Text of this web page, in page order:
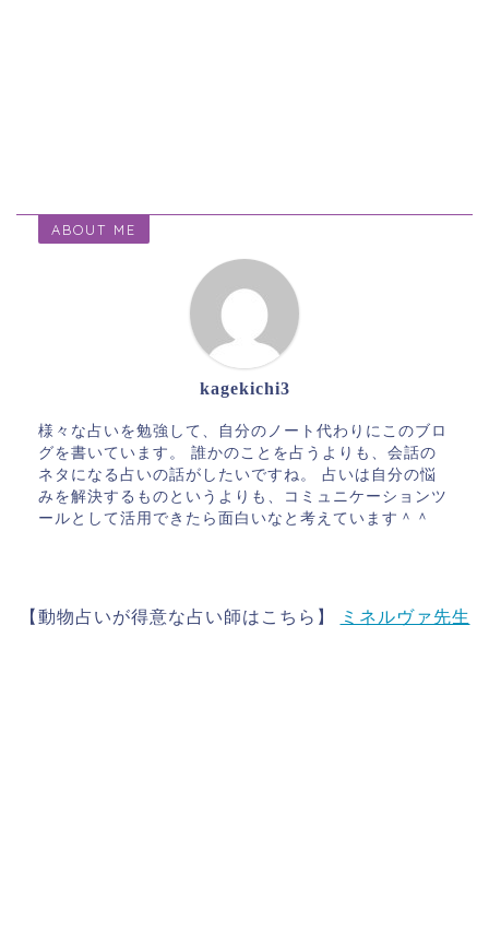
ABOUT ME
kagekichi3
様々な占いを勉強して、自分のノート代わりにこのブロ
グを書いています。 誰かのことを占うよりも、会話の
ネタになる占いの話がしたいですね。 占いは自分の悩
みを解決するものというよりも、コミュニケーションツ
ールとして活用できたら面白いなと考えています＾＾
【動物占いが得意な占い師はこちら】 ミネルヴァ先生